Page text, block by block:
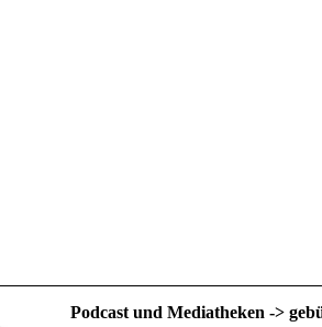
Podcast und Mediatheken ->